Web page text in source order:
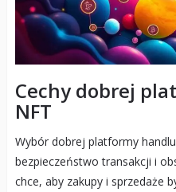
Cechy dobrej
NFT
Wybór dobrej platformy
bezpieczeństwo transakcji i
chce, aby zakupy i sprzedaże